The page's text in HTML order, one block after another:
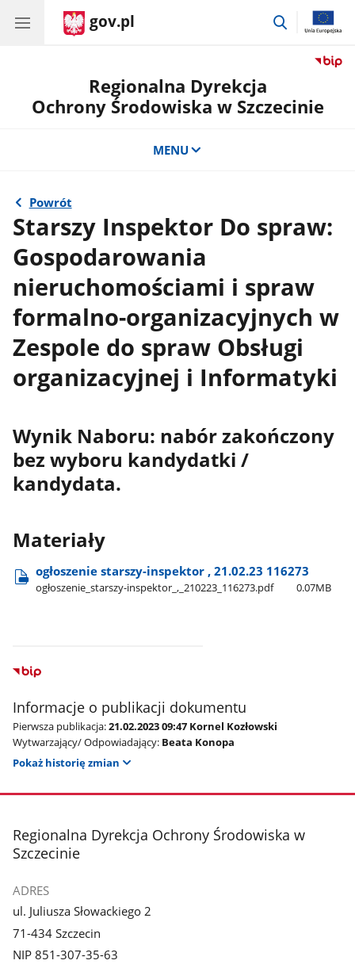
gov.pl
przejdź
Regionalna Dyrekcja
Ochrony Środowiska w Szczecinie
MENU
Powrót
Starszy Inspektor Do spraw:
Gospodarowania
nieruchomościami i spraw
formalno-organizacyjnych w
Zespole do spraw Obsługi
organizacyjnej i Informatyki
Wynik Naboru: nabór zakończony
bez wyboru kandydatki /
kandydata.
Materiały
ogłoszenie starszy-inspektor , 21.02.23 116273
ogłoszenie​_starszy-inspektor​_,​_210223​_116273.pdf 0.07MB
Informacje o publikacji dokumentu
Pierwsza publikacja:21.02.2023 09:47 Kornel Kozłowski
Wytwarzający/ Odpowiadający: Beata Konopa
Pokaż historię zmian
stopka
Regionalna Dyrekcja Ochrony Środowiska w
Szczecinie
ADRES
ul. Juliusza Słowackiego 2
71-434 Szczecin
NIP 851-307-35-63